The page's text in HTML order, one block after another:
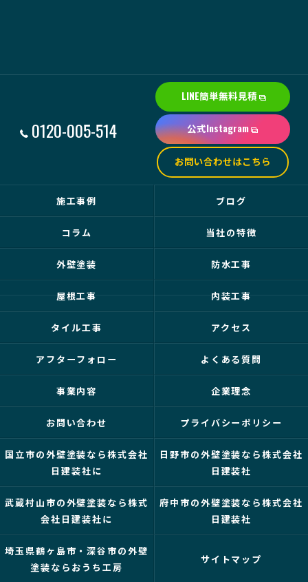
0120-005-514
LINE簡単無料見積
公式Instagram
お問い合わせはこちら
施工事例 ブログ
コラム 当社の特徴
外壁塗装 防水工事
屋根工事 内装工事
タイル工事 アクセス
アフターフォロー よくある質問
事業内容 企業理念
お問い合わせ プライバシーポリシー
国立市の外壁塗装なら株式会社
日建装社に
日野市の外壁塗装なら株式会社
日建装社
武蔵村山市の外壁塗装なら株式
会社日建装社に
府中市の外壁塗装なら株式会社
日建装社
埼玉県鶴ヶ島市・深谷市の外壁
塗装ならおうち工房
サイトマップ